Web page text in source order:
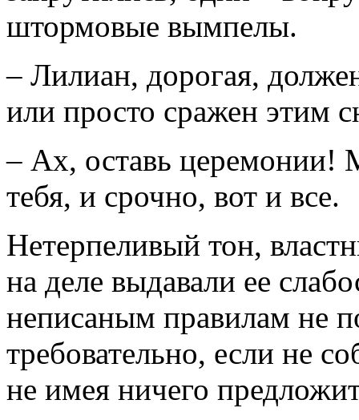
штормовые вымпелы.
– Лилиан, дорогая,
или просто сражен этим
– Ах, оставь церемонии!
тебя, и срочно, вот и все.
Нетерпеливый тон,
на деле выдавали ее
неписаным правилам не
требовательно, если не
не имея ничего